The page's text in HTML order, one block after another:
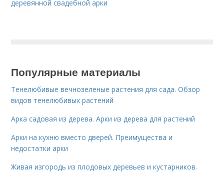
деревянной свадебной арки
Популярные материалы
Тенелюбивые вечнозеленые растения для сада. Обзор
видов тенелюбивых растений
Арка садовая из дерева. Арки из дерева для растений
Арки на кухню вместо дверей. Преимущества и
недостатки арки
Живая изгородь из плодовых деревьев и кустарников.